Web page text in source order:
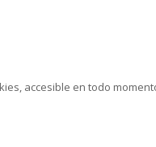
accesible en todo